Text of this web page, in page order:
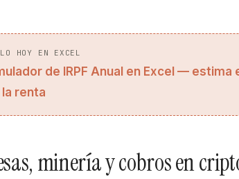
HOY EN EXCEL
de IRPF Anual en Excel —
renta
minería y cobros en